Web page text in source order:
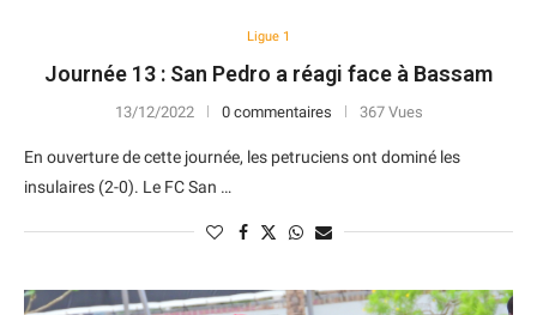
Ligue 1
Journée 13 : San Pedro a réagi face à Bassam
13/12/2022 0 commentaires 367 Vues
En ouverture de cette journée, les petruciens ont dominé les
insulaires (2-0). Le FC San …